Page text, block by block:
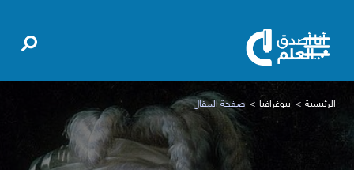
الرئيسية بيوغرافيا صفحة المقال